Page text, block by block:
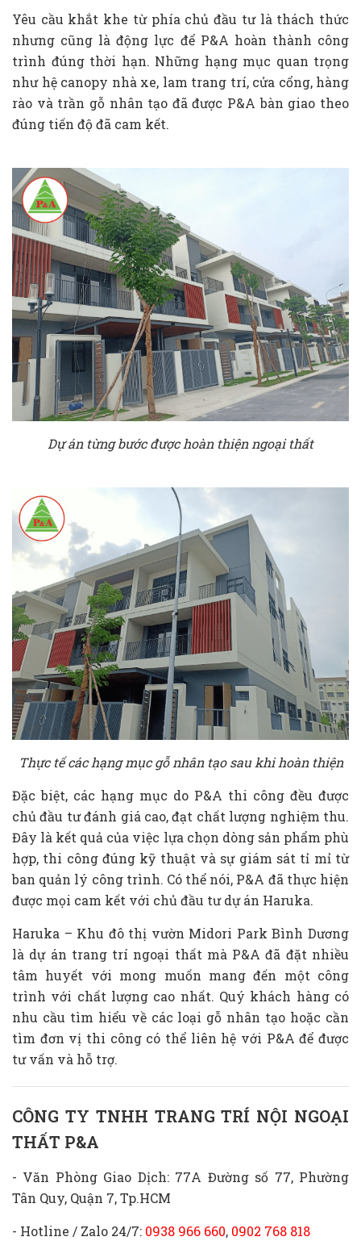
Yêu cầu khắt khe từ phía chủ đầu tư là thách thức
nhưng cũng là động lực để P&A hoàn thành công
trình đúng thời hạn. Những hạng mục quan trọng
như hệ canopy nhà xe, lam trang trí, cửa cổng, hàng
rào và trần gỗ nhân tạo đã được P&A bàn giao theo
đúng tiến độ đã cam kết.
Dự án từng bước được hoàn thiện ngoại thất
Thực tế các hạng mục gỗ nhân tạo sau khi hoàn thiện
Đặc biệt, các hạng mục do P&A thi công đều được
chủ đầu tư đánh giá cao, đạt chất lượng nghiệm thu.
Đây là kết quả của việc lựa chọn dòng sản phẩm phù
hợp, thi công đúng kỹ thuật và sự giám sát tỉ mỉ từ
ban quản lý công trình. Có thể nói, P&A đã thực hiện
được mọi cam kết với chủ đầu tư dự án Haruka.
Haruka – Khu đô thị vườn Midori Park Bình Dương
là dự án trang trí ngoại thất mà P&A đã đặt nhiều
tâm huyết với mong muốn mang đến một công
trình với chất lượng cao nhất. Quý khách hàng có
nhu cầu tìm hiểu về các loại gỗ nhân tạo hoặc cần
tìm đơn vị thi công có thể liên hệ với P&A để được
tư vấn và hỗ trợ.
CÔNG TY TNHH TRANG TRÍ NỘI NGOẠI
THẤT P&A
- Văn Phòng Giao Dịch: 77A Đường số 77, Phường
Tân Quy, Quận 7, Tp.HCM
- Hotline / Zalo 24/7: 0938 966 660, 0902 768 818